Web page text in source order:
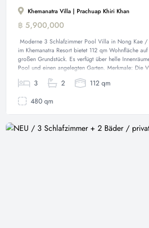
Khemanatra Villa | Prachuap Khiri Khan
฿ 5,900,000
Moderne 3 Schlafzimmer Pool Villa in Nong Kae
im Khemanatra Resort bietet 112 qm Wohnfläche
großen Grundstück. Es verfügt über helle
Pool und einen angelegten Garten. Merkmale: Die
3 2
112 qm
480 qm